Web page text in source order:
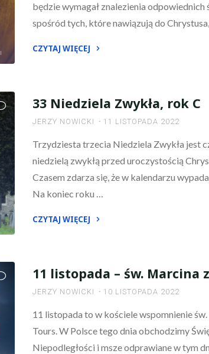
będzie wymagał znalezienia odpowiednich
spośród tych, które nawiązują do
CZYTAJ WIĘCEJ
33 Niedziela Zwykła, rok C
JERZY NOWICKI 11 LISTOPADA 2022
Trzydziesta trzecia Niedziela Zwykła jest
niedzielą zwykłą przed uroczystością
Czasem zdarza się, że w kalendarzu
Na koniec roku …
CZYTAJ WIĘCEJ
rok
C"
11 listopada – św. Marcina
JERZY NOWICKI 10 LISTOPADA 2022
11 listopada to w kościele wspomnienie
Tours. W Polsce tego dnia obchodzimy
Niepodległości i msze odprawiane w tym